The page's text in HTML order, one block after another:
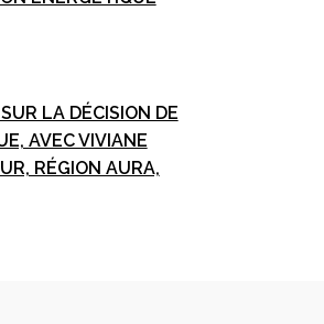
LA DÉCISION DE
AVEC VIVIANE
RÉGION AURA,